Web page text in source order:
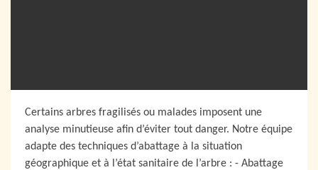
Certains arbres fragilisés ou malades imposent une
analyse minutieuse afin d’éviter tout danger. Notre équipe
adapte des techniques d’abattage à la situation
géographique et à l’état sanitaire de l’arbre : - Abattage